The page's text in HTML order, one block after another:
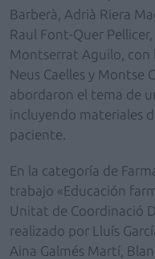
Barberà, Adrià Riera
Raul Font-Quer
Montserrat Aguilo, con
Neus Caelles y Montse
abordaron el tema de
incluyendo materiales
paciente.
En la categoría de
trabajo «Educación
Unitat de Coordinació
realizado por Lluís
Aina Galmés Martí,